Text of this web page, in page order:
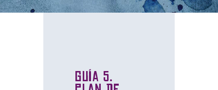
Guía 5.